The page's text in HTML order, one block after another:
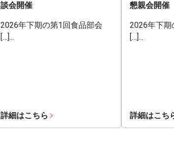
談会開催
2026年下期の第1回食品部会
[…]...
詳細はこちら
懇親会開催
2026年下期
[…]...
詳細はこち